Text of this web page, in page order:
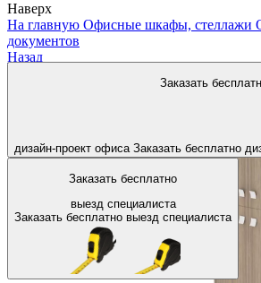
Наверх
Заказать
дизайн-проект офиса Заказать бесплатно
Заказать бесплатно
выезд специалиста
Заказать бесплатно выезд специалиста
На главную Офисные шкафы, стеллажи
документов
Назад